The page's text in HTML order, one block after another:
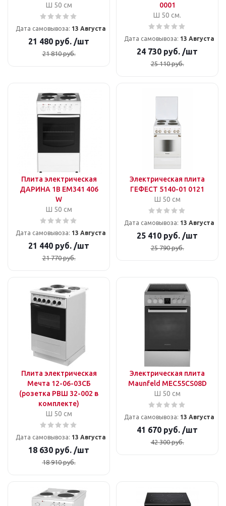
Ш 50 см
Дата самовывоза: 13 Августа
21 480 руб. /шт
21 810руб.
0001
Ш 50 см.
Дата самовывоза: 13 Августа
24 730 руб. /шт
25 110руб.
Плита электрическая
ДАРИНА 1B EM341 406
W
Ш 50 см
Дата самовывоза: 13 Августа
21 440 руб. /шт
21 770руб.
Электрическая плита
ГЕФЕСТ 5140-01 0121
Ш 50 см
Дата самовывоза: 13 Августа
25 410 руб. /шт
25 790руб.
Плита электрическая
Мечта 12-06-03СБ
(розетка РВШ 32-002 в
комплекте)
Ш 50 см
Дата самовывоза: 13 Августа
18 630 руб. /шт
18 910руб.
Электрическая плита
Maunfeld MEC55CS08D
Ш 50 см
Дата самовывоза: 13 Августа
41 670 руб. /шт
42 300руб.